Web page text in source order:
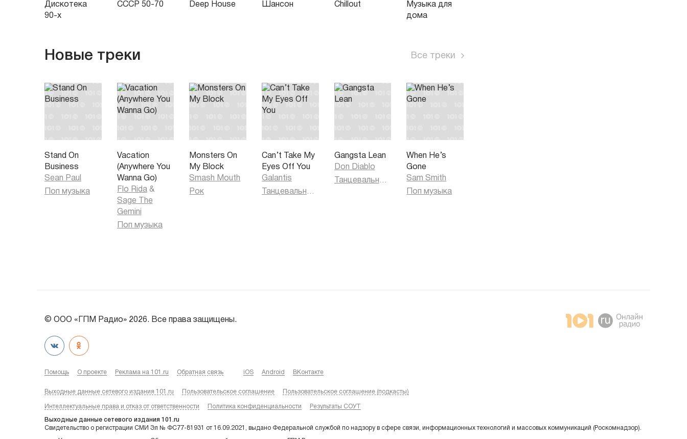
Дискотека
90-х
СССР 50-70 Deep House Шансон Chillout
Музыка для
дома
Новые треки Все треки
Stand On
Business
Sean Paul
Поп музыка
Vacation
(Anywhere You
Wanna Go)
Flo Rida &
Sage The
Gemini
Поп музыка
Monsters On
My Block
Smash Mouth
Рок
Can’t Take My
Eyes Off You
Galantis
Танцевальная музыка
Gangsta Lean
Don Diablo
Танцевальная музыка
When He’s
Gone
Sam Smith
Поп музыка
© ООО «ГПМ Радио» 2026. Все права защищены.
Помощь О проекте Реклама на 101.ru Обратная связь iOS Android ВКонтакте
Выходные данные сетевого издания 101.ru Пользовательское соглашение Пользовательское соглашение (подкасты)
Интеллектуальные права и отказ от ответственности Политика конфиденциальности Результаты СОУТ
Выходные данные сетевого издания 101.ru
Свидетельство о регистрации СМИ Эл № ФС77-81931 от 16.09.2021, выдано Федеральной службой по надзору в сфере связи, информационных технологий и массовых коммуникаций (Роскомнадзор).